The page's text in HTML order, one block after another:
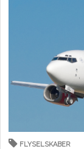
FLYSELSKABER